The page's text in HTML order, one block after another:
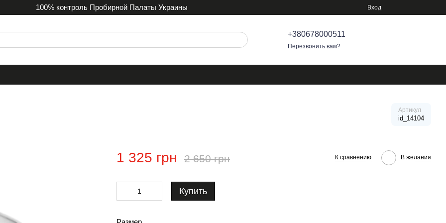
100% контроль Пробирной Палаты Украины Вход
+380678000511
Перезвонить вам?
Артикул
id_14104
1 325 грн 2 650 грн К сравнению В желания
Купить